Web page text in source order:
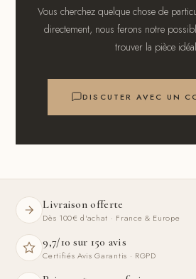
Vous cherchez quelque chose de
directement, nous ferons notre
trouver la pièce
DISCUTER AVEC UN
Livraison offerte
Dès 100€ d'achat · France & Europe
9,7/10 sur 150 avis
Certifiés Avis Garantis · RGPD